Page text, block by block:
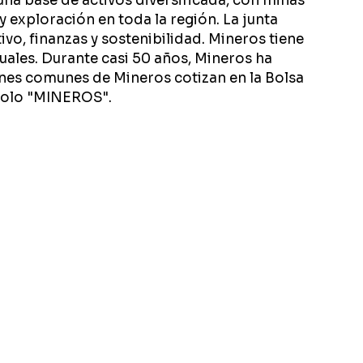
exploración en toda la región. La junta
finanzas y sostenibilidad. Mineros tiene
Durante casi 50 años, Mineros ha
comunes de Mineros cotizan en la Bolsa
"MINEROS".